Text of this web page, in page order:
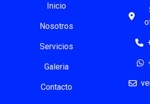
Inicio
Nosotros
Servicios
Galeria
Contacto